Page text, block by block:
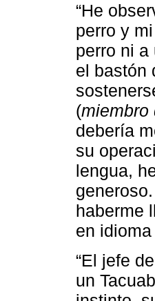
“He
perro y
perro ni a
el bastón
(miembro
debería
su
lengua,
haberme
en
“El jefe
un